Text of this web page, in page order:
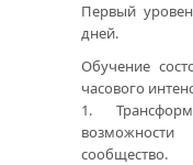
Первый
дней.
Обучение
часового
1.
сообщество.